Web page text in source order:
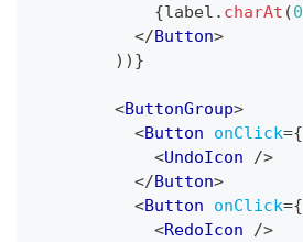
{label . charAt (0
</Button>
) ) }
<ButtonGroup>
<Button onClick={
<UndoIcon
/>
</Button>
<Button onClick={
<RedoIcon
/>